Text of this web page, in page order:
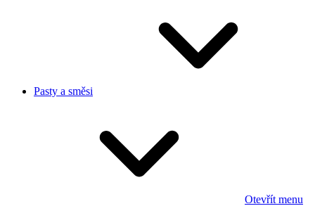
Pasty a směsi
Otevřít menu